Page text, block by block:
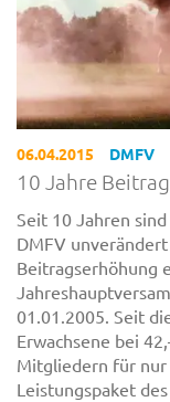
06.04.2015 DMFV
10 Jahre
Seit 10 Jahren
DMFV
Beitragserhöhung
01.01.2005. Seit
Erwachsene bei
Mitgliedern für nur
Leistungspaket